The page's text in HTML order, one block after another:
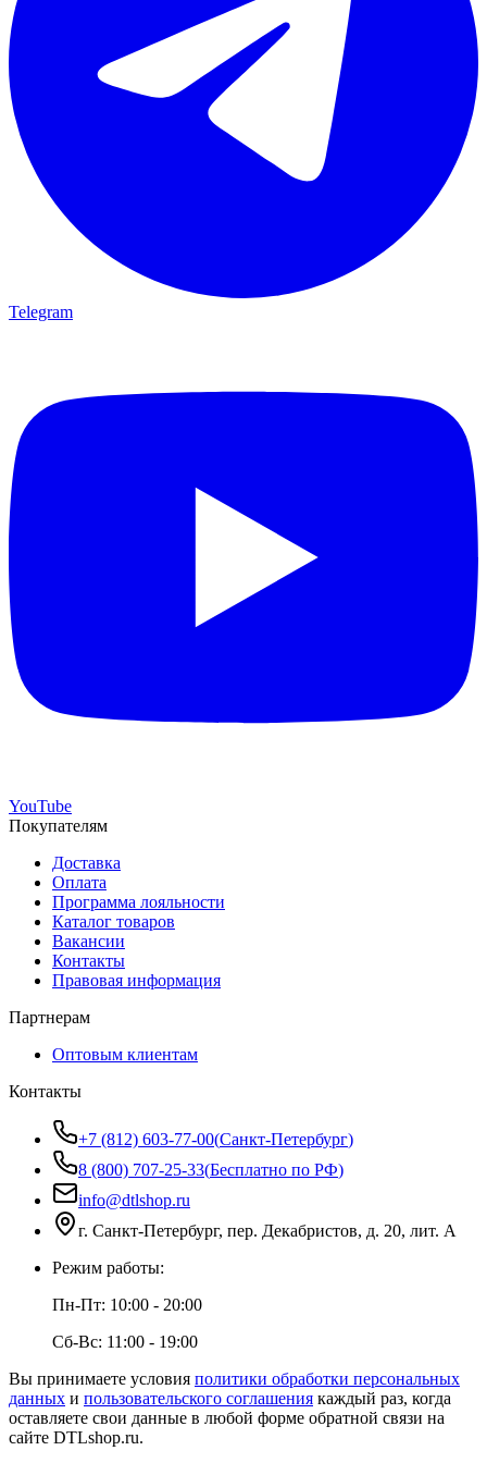
Telegram
YouTube
Покупателям
Доставка
Оплата
Программа лояльности
Каталог товаров
Вакансии
Контакты
Правовая информация
Партнерам
Оптовым клиентам
Контакты
+7 (812) 603-77-00(Санкт-Петербург)
8 (800) 707-25-33(Бесплатно по РФ)
info@dtlshop.ru
г. Санкт-Петербург, пер. Декабристов, д. 20, лит. А
Режим работы:
Пн-Пт: 10:00 - 20:00
Сб-Вс: 11:00 - 19:00
Вы принимаете условия политики обработки персональных
данных и пользовательского соглашения каждый раз, когда
оставляете свои данные в любой форме обратной связи на
сайте DTLshop.ru.